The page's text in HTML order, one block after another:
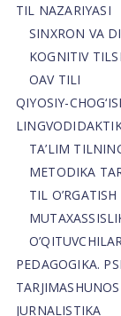
TIL NAZARIYASI
SINXRON VA
KOGNITIV
OAV TILI
QIYOSIY-
TA’LIM
METODIKA
TIL
PEDAGOGIKA.
JURNALISTIKA